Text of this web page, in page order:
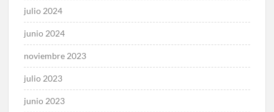
julio 2024
junio 2024
noviembre 2023
julio 2023
junio 2023